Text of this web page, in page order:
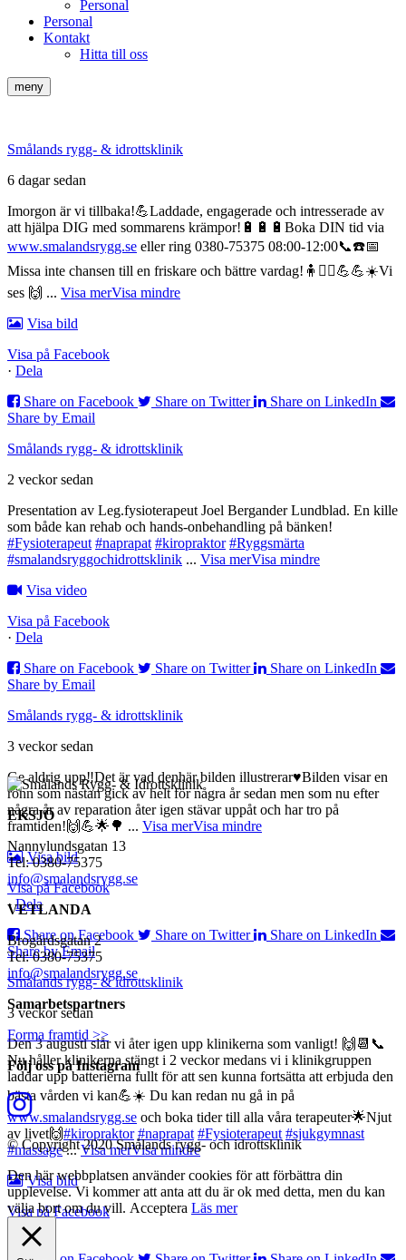
Personal
Personal
Kontakt
Hitta till oss
meny
Smålands rygg- & idrottsklinik
6 dagar sedan
Imorgon är vi tillbaka!💪Laddade, engagerade och intresserade av
att hjälpa DIG med sommarens krämpor!🔋🔋🔋 Boka DIN tid via
www.smalandsrygg.se eller ring 0380-75375 08:00-12:00📞☎️📅
Missa inte chansen till en friskare och bättre vardag!🧍🧍‍♀️💪💪☀️Vi
ses 🙌 ... Visa merVisa mindre
Visa bild
Visa på Facebook
· Dela
Share on Facebook
Share on Twitter
Share on LinkedIn
Share by Email
Smålands rygg- & idrottsklinik
2 veckor sedan
Presentation av Leg.fysioterapeut Joel Bergander Lundblad. En kille
som både kan rehab och hands-onbehandling på bänken!
#Fysioterapeut #naprapat #kiropraktor #Ryggsmärta
#smalandsryggochidrottsklinik ... Visa merVisa mindre
Visa video
Visa på Facebook
· Dela
Share on Facebook
Share on Twitter
Share on LinkedIn
Share by Email
Smålands rygg- & idrottsklinik
3 veckor sedan
Ge aldrig upp‼️Det är vad denhär bilden illustrerar♥️Bilden visar en
rönn som nästan gick av helt för några år sedan men som nu efter
några år av reparation åter igen stävar uppåt och har tro på
framtiden!🙌💪🌟🌳 ... Visa merVisa mindre
Visa bild
Visa på Facebook
· Dela
Share on Facebook
Share on Twitter
Share on LinkedIn
Share by Email
Smålands rygg- & idrottsklinik
3 veckor sedan
Den 3 augusti slår vi åter igen upp klinikerna som vanligt! 🙌📆📞
Nu håller klinikerna stängt i 2 veckor medans vi i klinikgruppen
laddar upp batterierna fullt för att sen kunna fortsätta att erbjuda den
bästa vården vi kan💪☀️ Du kan redan nu gå in på
www.smalandsrygg.se och boka tider till alla våra terapeuter🌟Njut
av livet🙌#kiropraktor #naprapat #Fysioterapeut #sjukgymnast
#massage ...Visa merVisa mindre
Visa bild
Visa på Facebook
Dela
EKSJÖ
Nannylundsgatan 13
Tel: 0380-75375
info@smalandsrygg.se
VETLANDA
Brogårdsgatan 2
Tel: 0380-75375
info@smalandsrygg.se
Samarbetspartners
Forma framtid >>
Följ oss på Instagram
© Copyright 2020 Smålands rygg- och idrottsklinik
Den här webbplatsen använder cookies för att förbättra din
upplevelse. Vi kommer att anta att du är ok med detta, men du kan
välja bort om du vill. Acceptera Läs mer